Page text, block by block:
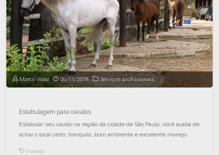
Marco Vidal 09/11/2018 Serviços profissionais
Estabulagem para cavalos
Estabular seu cavalo na região da cidade de São Paulo, você acaba de
achar o local certo, tranquilo, bom ambiente e excelente manejo.
manejo